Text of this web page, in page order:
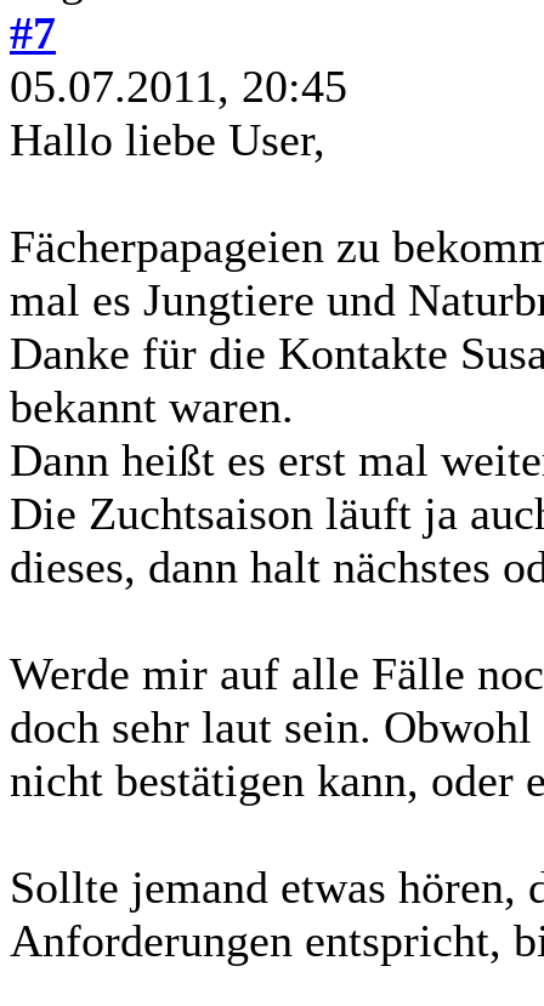
#7
05.07.2011, 20:45
Hallo liebe User,
Fächerpapageien zu
mal es Jungtiere und
Danke für die Kontakte
bekannt waren.
Dann heißt es erst mal
Die Zuchtsaison läuft ja
dieses, dann halt nächstes
Werde mir auf alle Fälle
doch sehr laut sein. Obwohl
nicht bestätigen kann, oder
Sollte jemand etwas hören,
Anforderungen entspricht,